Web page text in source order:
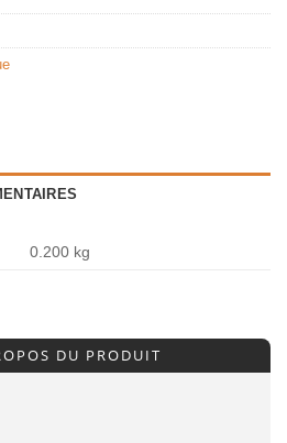
0.200 kg
DU PRODUIT